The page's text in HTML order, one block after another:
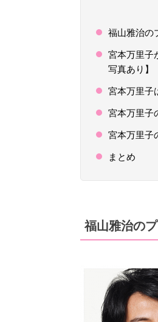
福山雅治の
宮本万里子
写真あり】
宮本万里子
宮本万里子
宮本万里子
まとめ
福山雅治の